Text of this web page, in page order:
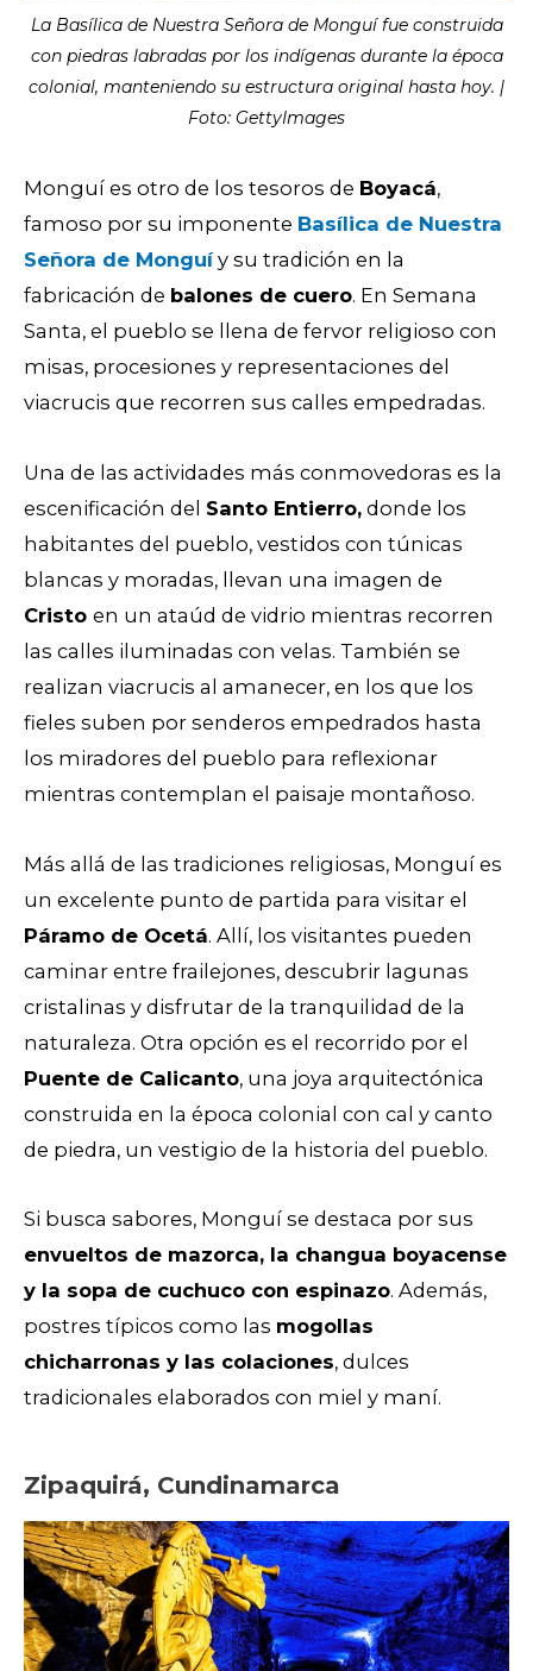
La Basílica de Nuestra Señora de Monguí fue construida
con piedras labradas por los indígenas durante la época
colonial, manteniendo su estructura original hasta hoy. |
Foto: GettyImages
Monguí es otro de los tesoros de Boyacá,
famoso por su imponente Basílica de Nuestra
Señora de Monguí y su tradición en la
fabricación de balones de cuero. En Semana
Santa, el pueblo se llena de fervor religioso con
misas, procesiones y representaciones del
viacrucis que recorren sus calles empedradas.
Una de las actividades más conmovedoras es la
escenificación del Santo Entierro, donde los
habitantes del pueblo, vestidos con túnicas
blancas y moradas, llevan una imagen de
Cristo en un ataúd de vidrio mientras recorren
las calles iluminadas con velas. También se
realizan viacrucis al amanecer, en los que los
fieles suben por senderos empedrados hasta
los miradores del pueblo para reflexionar
mientras contemplan el paisaje montañoso.
Más allá de las tradiciones religiosas, Monguí es
un excelente punto de partida para visitar el
Páramo de Ocetá. Allí, los visitantes pueden
caminar entre frailejones, descubrir lagunas
cristalinas y disfrutar de la tranquilidad de la
naturaleza. Otra opción es el recorrido por el
Puente de Calicanto, una joya arquitectónica
construida en la época colonial con cal y canto
de piedra, un vestigio de la historia del pueblo.
Si busca sabores, Monguí se destaca por sus
envueltos de mazorca, la changua boyacense
y la sopa de cuchuco con espinazo. Además,
postres típicos como las mogollas
chicharronas y las colaciones, dulces
tradicionales elaborados con miel y maní.
Zipaquirá, Cundinamarca